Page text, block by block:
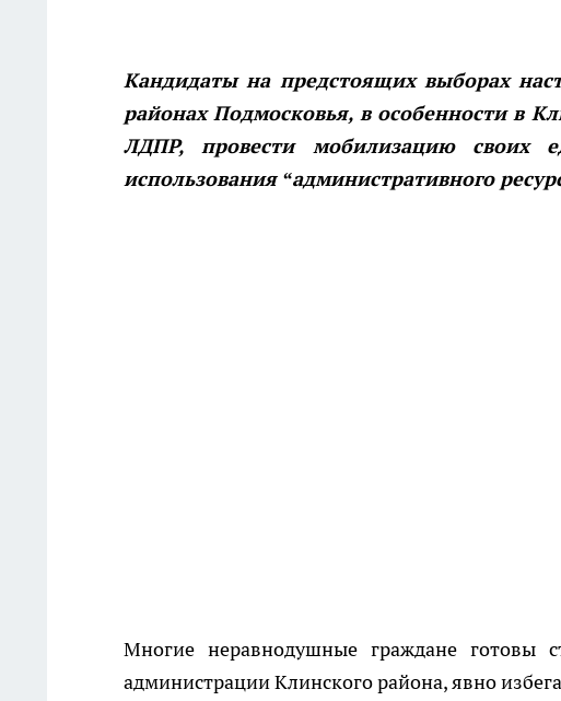
Кандидаты на предстоящих выборах
районах Подмосковья, в особенности в
ЛДПР, провести мобилизацию своих
использования “административного
Многие неравнодушные граждане готовы
администрации Клинского района, явно